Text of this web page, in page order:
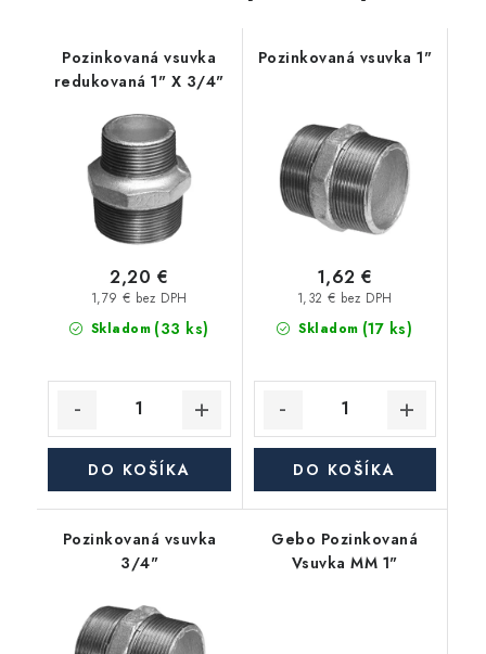
Pozinkovaná vsuvka
redukovaná 1" X 3/4"
Skladom (33 ks)
1,79 € bez DPH
2,20 €
DO KOŠÍKA
Pozinkovaná vsuvka 1"
Skladom (17 ks)
1,32 € bez DPH
1,62 €
DO KOŠÍKA
Pozinkovaná vsuvka
3/4"
Gebo Pozinkovaná
Vsuvka MM 1"